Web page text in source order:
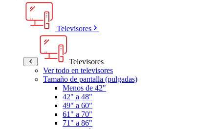
Televisores
Televisores
Ver todo en televisores
Tamaño de pantalla (pulgadas)
Menos de 42"
42" a 48"
49" a 60"
61" a 70"
71" a 86"